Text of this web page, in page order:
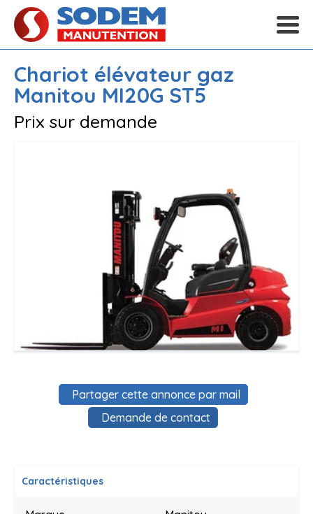
Chariot élévateur gaz
Manitou MI20G ST5
Prix sur demande
Demande de contact
Partager cette annonce par mail
Caractéristiques